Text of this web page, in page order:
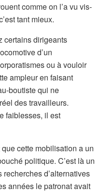
comme on l’a vu vis-
tant mieux.
certains dirigeants
d’un
ou à vouloir
ampleur en faisant
boutiste qui ne
des travailleurs.
faiblesses, il est
que cette mobilisation a un
politique. C’est là un
d’alternatives
années le patronat avait